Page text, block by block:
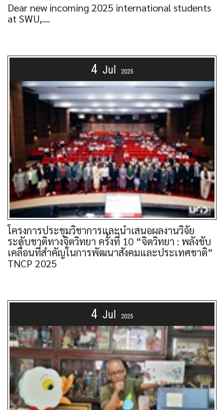
Dear new incoming 2025 international students
at SWU,....
4 Jul 2025
โครงการประชุมวิชาการและนำเสนอผลงานวิจัย
ระดับชาติทางจิตวิทยา ครั้งที่ 10 “จิตวิทยา : พลังขับ
เคลื่อนที่สำคัญในการพัฒนาสังคมและประเทศชาติ”
TNCP 2025
4 Jul 2025